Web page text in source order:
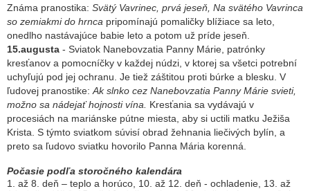
Známa pranostika: Svätý Vavrinec, prvá jeseň, Na svätého Vavrinca
so zemiakmi do hrnca pripomínajú pomaličky blížiace sa leto,
onedlho nastávajúce babie leto a potom už príde jeseň.
15.augusta - Sviatok Nanebovzatia Panny Márie, patrónky
kresťanov a pomocníčky v každej núdzi, v ktorej sa všetci potrební
uchyľujú pod jej ochranu. Je tiež záštitou proti búrke a blesku. V
ľudovej pranostike: Ak slnko cez Nanebovzatia Panny Márie svieti,
možno sa nádejať hojnosti vína. Kresťania sa vydávajú v
procesiách na mariánske pútne miesta, aby si uctili matku Ježiša
Krista. S týmto sviatkom súvisí obrad žehnania liečivých bylín, a
preto sa ľudovo sviatku hovorilo Panna Mária korenná.
Počasie podľa storočného kalendára
1. až 8. deň – teplo a horúco, 10. až 12. deň - ochladenie, 13. až